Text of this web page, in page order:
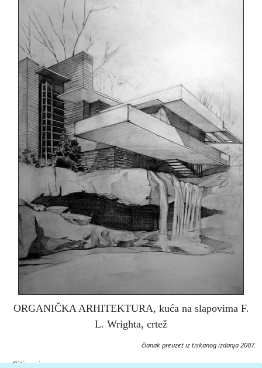
ORGANIČKA ARHITEKTURA, kuća na slapovima F.
L. Wrighta, crtež
članak preuzet iz tiskanog izdanja 2007.
Citiranje: